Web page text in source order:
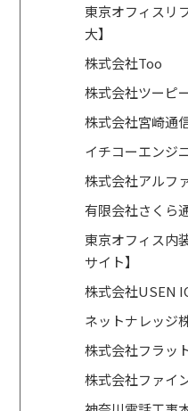
東京オフィスリ
大】
株式会社Too
株式会社ツーピ
株式会社宮崎通
イチコーエンジ
株式会社アルフ
有限会社さくら
東京オフィス内
サイト】
株式会社USEN
ネットナレッジ
株式会社フラッ
株式会社ファイ